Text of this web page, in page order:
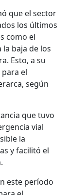
que el sector
los últimos
como el
baja de los
Esto, a su
el
según
que tuvo
vial
la
y facilitó el
este período